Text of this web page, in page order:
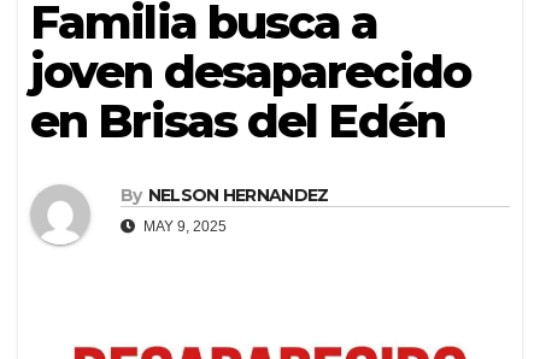
Familia busca a
joven desaparecido
en Brisas del Edén
By NELSON HERNANDEZ
MAY 9, 2025